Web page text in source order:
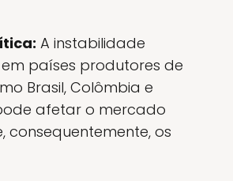
A instabilidade
países produtores de
Brasil, Colômbia e
afetar o mercado
consequentemente, os